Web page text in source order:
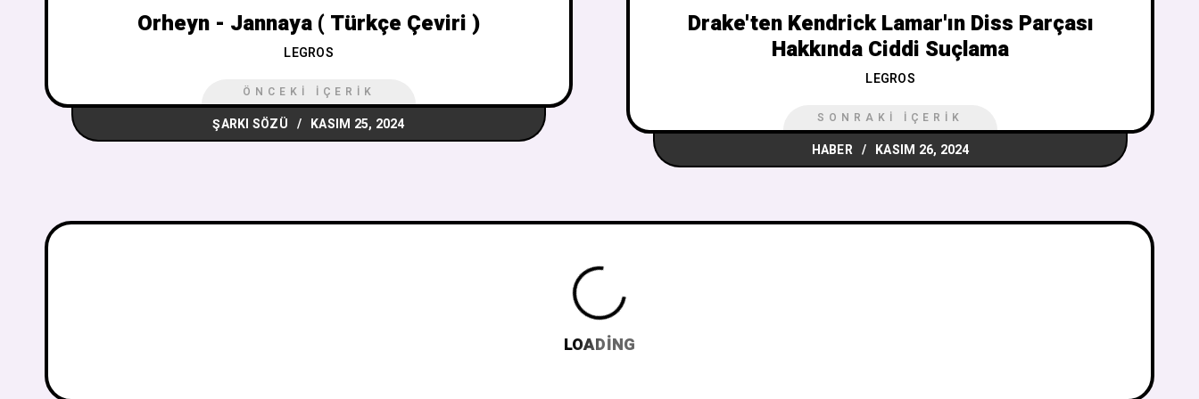
Orheyn - Jannaya ( Türkçe Çeviri )
LEGROS
ÖNCEKI İÇERIK
ŞARKI SÖZÜ KASIM 25, 2024
Drake'ten Kendrick Lamar'ın Diss Parçası
Hakkında Ciddi Suçlama
LEGROS
SONRAKI İÇERIK
HABER KASIM 26, 2024
LOADING